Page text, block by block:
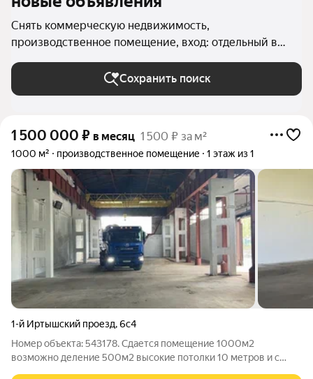
Снять коммерческую недвижимость,
производственное помещение, вход: отдельный в
Москве
Сохранить поиск
1 500 000 ₽ в месяц 1 500 ₽ за м²
1000 м² производственное помещение 1 этаж из 1
1-й Иртышский проезд,6с4
Номер объекта: 543178. Сдается помещение 1000м2
возможно деление 500м2 высокие потолки 10 метров и с